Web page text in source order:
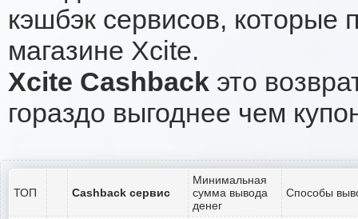
кэшбэк сервисов, которые
магазине Xcite.
Xcite Cashback это
гораздо выгоднее чем
ТОП Cashback сервис
Минимальная
сумма вывода
денег
Способы